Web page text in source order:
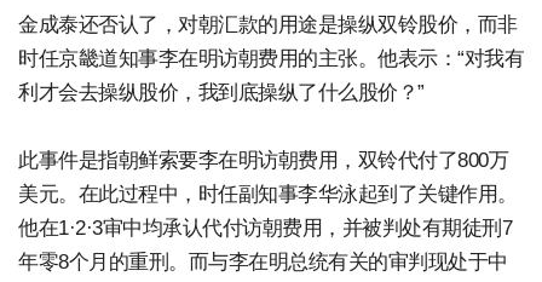
金成泰还否认了，对朝汇款的用途是操纵双铃股价，而非
时任京畿道知事李在明访朝费用的主张。他表示：“对我有
利才会去操纵股价，我到底操纵了什么股价？”
此事件是指朝鲜索要李在明访朝费用，双铃代付了800万
美元。在此过程中，时任副知事李华泳起到了关键作用。
他在1·2·3审中均承认代付访朝费用，并被判处有期徒刑7
年零8个月的重刑。而与李在明总统有关的审判现处于中